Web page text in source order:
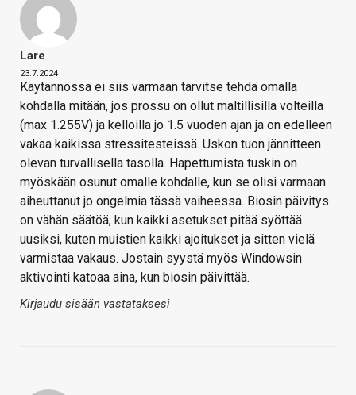
Lare
23.7.2024
Käytännössä ei siis varmaan tarvitse tehdä omalla
kohdalla mitään, jos prossu on ollut maltillisilla volteilla
(max 1.255V) ja kelloilla jo 1.5 vuoden ajan ja on edelleen
vakaa kaikissa stressitesteissä. Uskon tuon jännitteen
olevan turvallisella tasolla. Hapettumista tuskin on
myöskään osunut omalle kohdalle, kun se olisi varmaan
aiheuttanut jo ongelmia tässä vaiheessa. Biosin päivitys
on vähän säätöä, kun kaikki asetukset pitää syöttää
uusiksi, kuten muistien kaikki ajoitukset ja sitten vielä
varmistaa vakaus. Jostain syystä myös Windowsin
aktivointi katoaa aina, kun biosin päivittää.
Kirjaudu sisään vastataksesi